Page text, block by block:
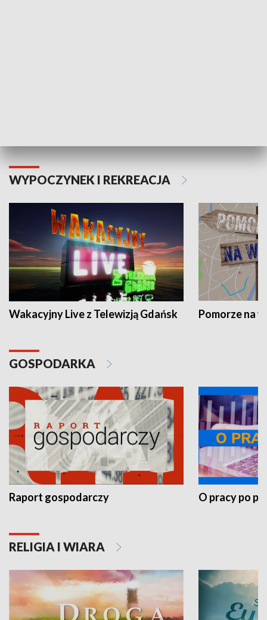
WYPOCZYNEK I REKREACJA
Wakacyjny Live z Telewizją Gdańsk Pomorze na
GOSPODARKA
Raport gospodarczy O pracy po
RELIGIA I WIARA